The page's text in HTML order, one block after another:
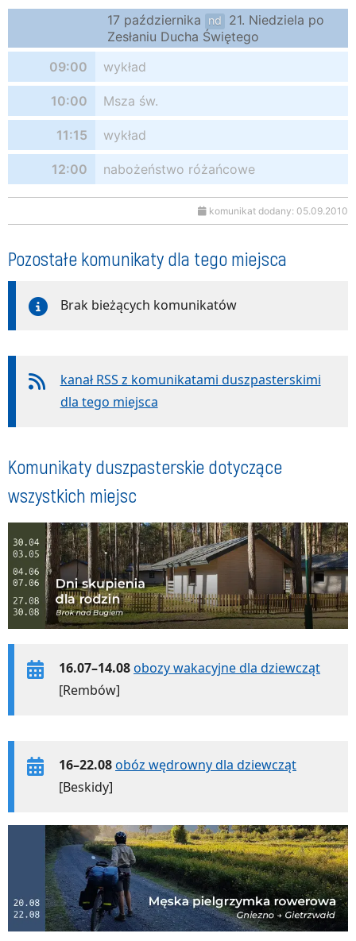
17 października nd
21. Niedziela po
Zesłaniu Ducha Świętego
09:00
wykład
10:00 Msza św.
11:15 wykład
12:00 nabożeństwo różańcowe
komunikat dodany: 05.09.2010
Pozostałe komunikaty dla tego miejsca
Brak bieżących komunikatów
kanał RSS z komunikatami duszpasterskimi
dla tego miejsca
Komunikaty duszpasterskie dotyczące
wszystkich miejsc
16.07–14.08obozy wakacyjne dla dziewcząt
[Rembów]
16–22.08obóz wędrowny dla dziewcząt
[Beskidy]